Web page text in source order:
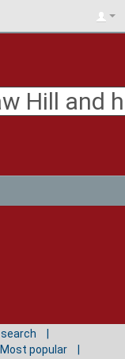
Most popular